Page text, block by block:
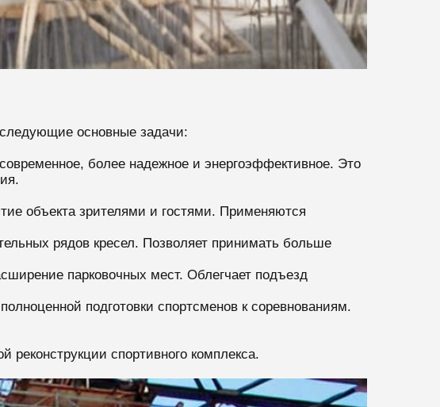
основные задачи:
более надежное и энергоэффективное. Это
объекта зрителями и гостями. Применяются
рядов кресел. Позволяет принимать больше
парковочных мест. Облегчает подъезд
подготовки спортсменов к соревнованиям.
спортивного комплекса.